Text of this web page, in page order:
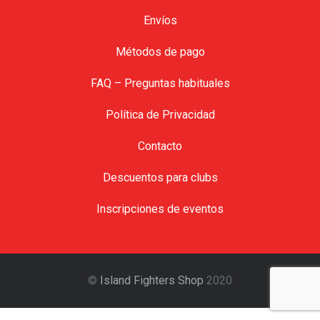
Envíos
Métodos de pago
FAQ – Preguntas habituales
Política de Privacidad
Contacto
Descuentos para clubs
Inscripciones de eventos
© Island Fighters Shop 2020